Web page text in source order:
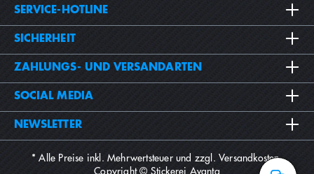
SERVICE-HOTLINE
SICHERHEIT
ZAHLUNGS- UND VERSANDARTEN
SOCIAL MEDIA
NEWSLETTER
* Alle Preise inkl. Mehrwertsteuer und zzgl.Versandkosten.
Copyright © Stickerei Avanta